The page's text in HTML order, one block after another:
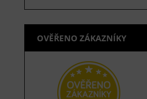
OVĚŘENO ZÁKAZNÍKY